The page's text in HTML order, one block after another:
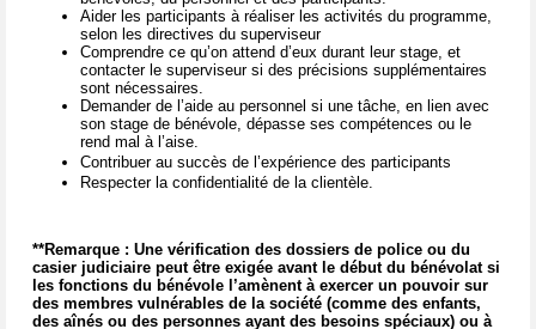
Aider les participants à réaliser les activités du programme,
selon les directives du superviseur
Comprendre ce qu’on attend d’eux durant leur stage, et
contacter le superviseur si des précisions supplémentaires
sont nécessaires.
Demander de l’aide au personnel si une tâche, en lien avec
son stage de bénévole, dépasse ses compétences ou le
rend mal à l’aise.
Contribuer au succès de l’expérience des participants
Respecter la confidentialité de la clientèle.
**Remarque : Une vérification des dossiers de police ou du
casier judiciaire peut être exigée avant le début du bénévolat si
les fonctions du bénévole l’amènent à exercer un pouvoir sur
des membres vulnérables de la société (comme des enfants,
des aînés ou des personnes ayant des besoins spéciaux) ou à